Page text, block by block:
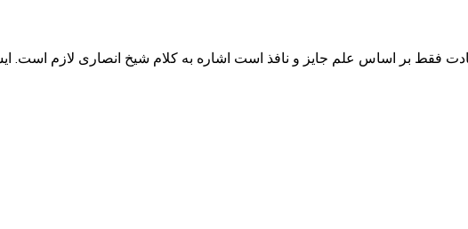
و اینکه شهادت فقط بر اساس علم جایز و نافذ است اشاره به کلام شیخ انصاری لازم